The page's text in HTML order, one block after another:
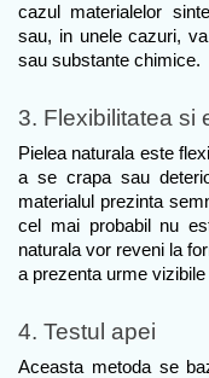
cazul materialelor
sau, in unele cazuri,
sau substante chimice.
3. Flexibilitatea si
Pielea naturala este
a se crapa sau
materialul prezinta
cel mai probabil nu
naturala vor reveni la
a prezenta urme vizibile
4. Testul apei
Aceasta metoda se